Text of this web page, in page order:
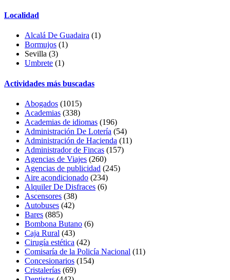
Localidad
Alcalá De Guadaira (1)
Bormujos (1)
Sevilla (3)
Umbrete (1)
Actividades más buscadas
Abogados (1015)
Academias (338)
Academias de idiomas (196)
Administración De Lotería (54)
Administración de Hacienda (11)
Administrador de Fincas (157)
Agencias de Viajes (260)
Agencias de publicidad (245)
Aire acondicionado (234)
Alquiler De Disfraces (6)
Ascensores (38)
Autobuses (42)
Bares (885)
Bombona Butano (6)
Caja Rural (43)
Cirugía estética (42)
Comisaría de la Policía Nacional (11)
Concesionarios (154)
Cristalerías (69)